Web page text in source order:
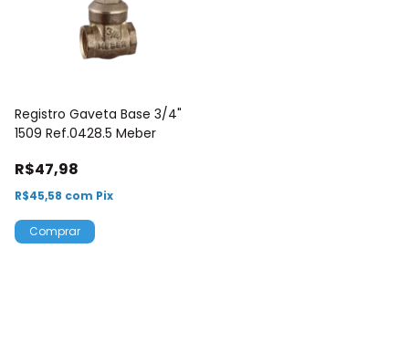
Registro Gaveta Base 3/4"
1509 Ref.0428.5 Meber
R$47,98
R$45,58 com Pix